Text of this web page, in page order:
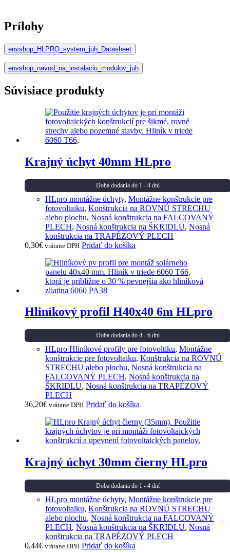
Prílohy
envshop_HLPRO_system_juh_Datasheet
envshop_navod_na_instalaciu_modulov_juh
Súvisiace produkty
Krajný úchyt 40mm HLpro
Doba dodania do 1 - 4 dní
HLpro montážne úchyty, Montážne konštrukcie pre
fotovoltaiku, Konštrukcia na ROVNÚ STRECHU
alebo plochu, Nosná konštrukcia na FALCOVANÝ
PLECH, Nosná konštrukcia na ŠKRIDLU, Nosná
konštrukcia na TRAPÉZOVÝ PLECH
0,30€ vrátane DPH Pridať do košíka
Hliníkový profil H40x40 6m HLpro
Doba dodania do 4 - 6 dní
HLpro Hliníkové profily pre fotovoltiku, Montážne
konštrukcie pre fotovoltaiku, Konštrukcia na ROVNÚ
STRECHU alebo plochu, Nosná konštrukcia na
FALCOVANÝ PLECH, Nosná konštrukcia na
ŠKRIDLU, Nosná konštrukcia na TRAPÉZOVÝ
PLECH
36,20€ vrátane DPH Pridať do košíka
Krajný úchyt 30mm čierny HLpro
Doba dodania do 1 - 4 dní
HLpro montážne úchyty, Montážne konštrukcie pre
fotovoltaiku, Konštrukcia na ROVNÚ STRECHU
alebo plochu, Nosná konštrukcia na FALCOVANÝ
PLECH, Nosná konštrukcia na ŠKRIDLU, Nosná
konštrukcia na TRAPÉZOVÝ PLECH
0,44€ vrátane DPH Pridať do košíka